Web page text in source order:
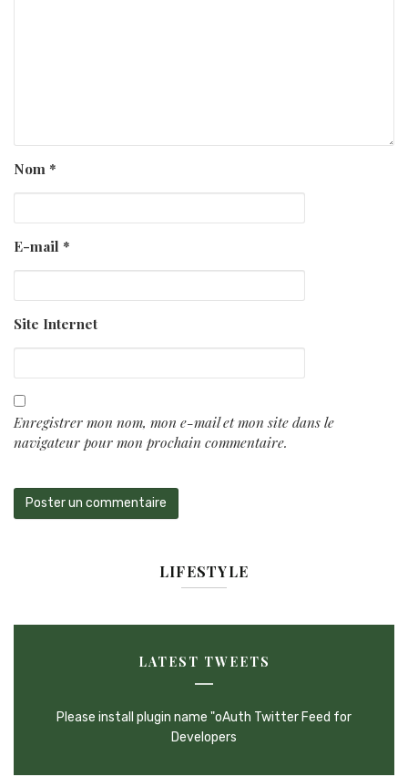
Nom *
E-mail *
Site Internet
Enregistrer mon nom, mon e-mail et mon site dans le
navigateur pour mon prochain commentaire.
LIFESTYLE
LATEST TWEETS
Please install plugin name "oAuth Twitter Feed for
Developers